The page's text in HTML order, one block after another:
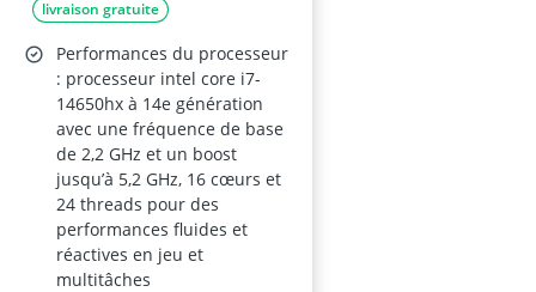
FHD+ 165Hz, i7-
14650HX, 32 Go DDR5,
512 Go SSD, RTX 5060 8
Go GDDR7, Windows
11 Home, Clavier
AZERTY
livraison gratuite
Performances du processeur
: processeur intel core i7-
14650hx à 14e génération
avec une fréquence de base
de 2,2 GHz et un boost
jusqu’à 5,2 GHz, 16 cœurs et
24 threads pour des
performances fluides et
réactives en jeu et
multitâches